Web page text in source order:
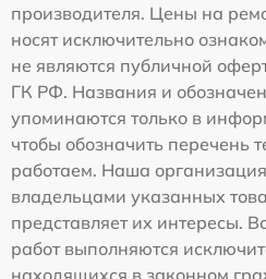
производителя. Цены на
носят исключительно
не являются публичной
ГК РФ. Названия и
упоминаются только в
чтобы обозначить перечень
работаем. Наша
владельцами указанных
представляет их интересы.
работ выполняются
находящихся в законном